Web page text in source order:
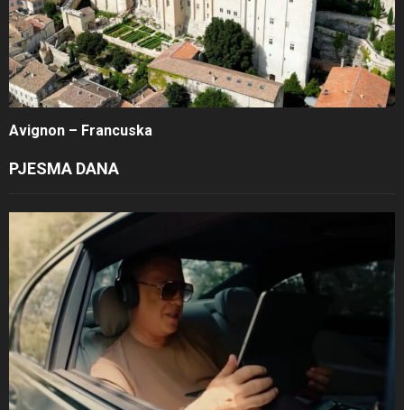
Avignon – Francuska
PJESMA DANA